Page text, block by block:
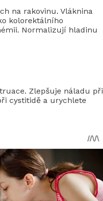
na rakovinu. Vláknina
kolorektálního
Normalizují hladinu
Zlepšuje náladu při
cystitidě a urychlete